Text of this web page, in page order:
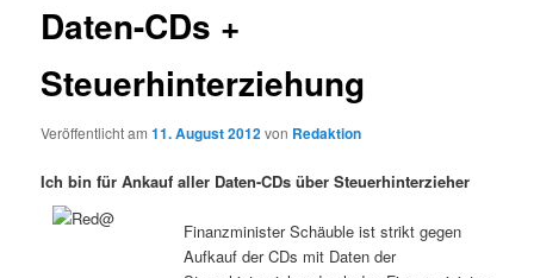
Daten-CDs +
Steuerhinterziehung
Veröffentlicht am11. August 2012von Redaktion
Ich bin für Ankauf aller Daten-CDs über Steuerhinterzieher
Finanzminister Schäuble ist strikt gegen
Aufkauf der CDs mit Daten der